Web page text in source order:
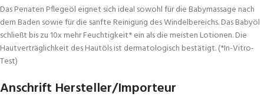
Das Penaten Pflegeöl eignet sich ideal sowohl für die Babymassage nach
dem Baden sowie für die sanfte Reinigung des Windelbereichs. Das Babyöl
schließt bis zu 10x mehr Feuchtigkeit* ein als die meisten Lotionen. Die
Hautverträglichkeit des Hautöls ist dermatologisch bestätigt. (*In-Vitro-
Test)
Anschrift Hersteller/Importeur